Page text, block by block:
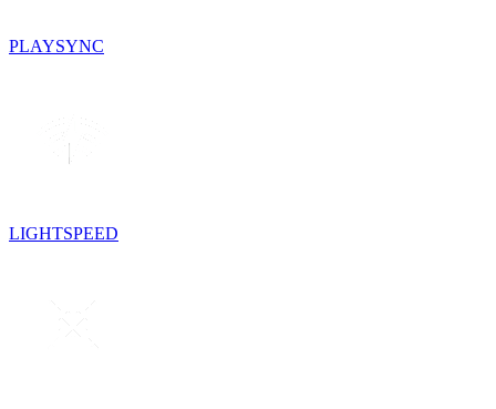
PLAYSYNC
LIGHTSPEED